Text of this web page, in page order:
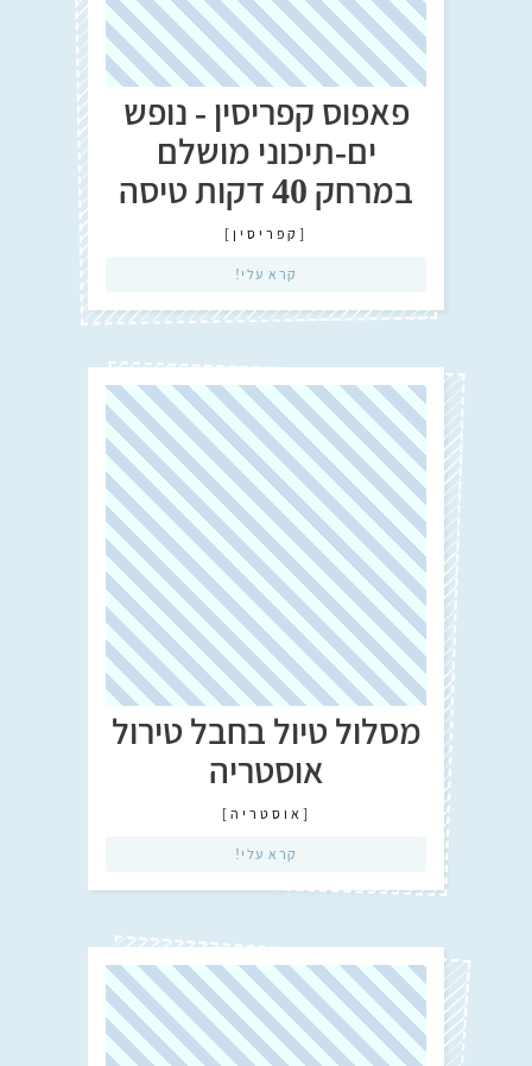
פאפוס קפריסין - נופש
ים-תיכוני מושלם
במרחק 40 דקות טיסה
[ קפריסין ]
קרא עלי!
מסלול טיול בחבל טירול
אוסטריה
[ אוסטריה ]
קרא עלי!